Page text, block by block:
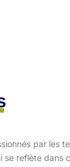
par les
se reflète dans